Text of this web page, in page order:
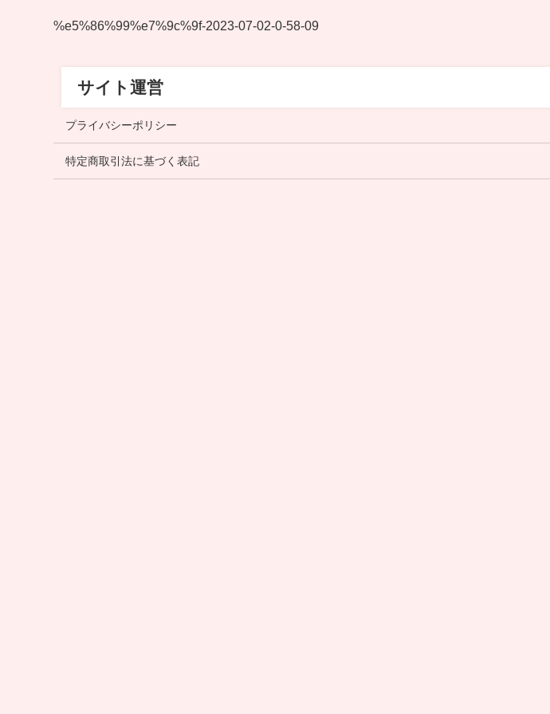
%e5%86%99%e7%9c%9f-2023-07-02-0-58-09
サイト運営
プライバシーポリシー
特定商取引法に基づく表記